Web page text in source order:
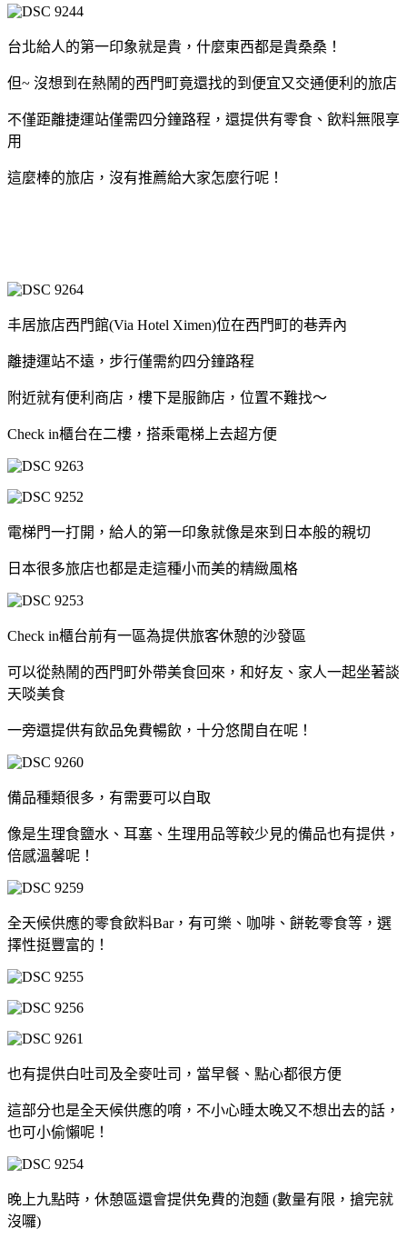
台北給人的第一印象就是貴，什麼東西都是貴桑桑！
但~ 沒想到在熱鬧的西門町竟還找的到便宜又交通便利的旅店
不僅距離捷運站僅需四分鐘路程，還提供有零食、飲料無限享
用
這麼棒的旅店，沒有推薦給大家怎麼行呢！
丰居旅店西門館(Via Hotel Ximen)位在西門町的巷弄內
離捷運站不遠，步行僅需約四分鐘路程
附近就有便利商店，樓下是服飾店，位置不難找～
Check in櫃台在二樓，搭乘電梯上去超方便
電梯門一打開，給人的第一印象就像是來到日本般的親切
日本很多旅店也都是走這種小而美的精緻風格
Check in櫃台前有一區為提供旅客休憩的沙發區
可以從熱鬧的西門町外帶美食回來，和好友、家人一起坐著談
天啖美食
一旁還提供有飲品免費暢飲，十分悠閒自在呢！
備品種類很多，有需要可以自取
像是生理食鹽水、耳塞、生理用品等較少見的備品也有提供，
倍感溫馨呢！
全天候供應的零食飲料Bar，有可樂、咖啡、餅乾零食等，選
擇性挺豐富的！
也有提供白吐司及全麥吐司，當早餐、點心都很方便
這部分也是全天候供應的唷，不小心睡太晚又不想出去的話，
也可小偷懶呢！
晚上九點時，休憩區還會提供免費的泡麵 (數量有限，搶完就
沒囉)